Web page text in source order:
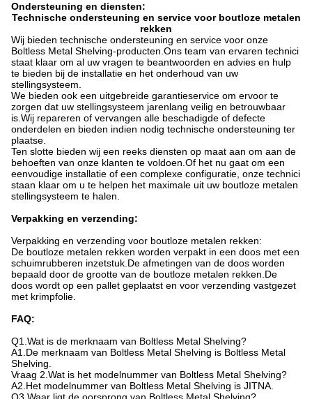
Ondersteuning en diensten:
Technische ondersteuning en service voor boutloze metalen
rekken
Wij bieden technische ondersteuning en service voor onze
Boltless Metal Shelving-producten.Ons team van ervaren technici
staat klaar om al uw vragen te beantwoorden en advies en hulp
te bieden bij de installatie en het onderhoud van uw
stellingsysteem.
We bieden ook een uitgebreide garantieservice om ervoor te
zorgen dat uw stellingsysteem jarenlang veilig en betrouwbaar
is.Wij repareren of vervangen alle beschadigde of defecte
onderdelen en bieden indien nodig technische ondersteuning ter
plaatse.
Ten slotte bieden wij een reeks diensten op maat aan om aan de
behoeften van onze klanten te voldoen.Of het nu gaat om een ​​
eenvoudige installatie of een complexe configuratie, onze technici
staan ​​klaar om u te helpen het maximale uit uw boutloze metalen
stellingsysteem te halen.
Verpakking en verzending:
Verpakking en verzending voor boutloze metalen rekken:
De boutloze metalen rekken worden verpakt in een doos met een
schuimrubberen inzetstuk.De afmetingen van de doos worden
bepaald door de grootte van de boutloze metalen rekken.De
doos wordt op een pallet geplaatst en voor verzending vastgezet
met krimpfolie.
FAQ:
Q1.Wat is de merknaam van Boltless Metal Shelving?
A1.De merknaam van Boltless Metal Shelving is Boltless Metal
Shelving.
Vraag 2.Wat is het modelnummer van Boltless Metal Shelving?
A2.Het modelnummer van Boltless Metal Shelving is JITNA.